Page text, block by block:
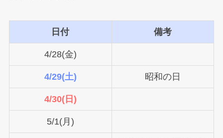
日付 備考
4/28(金)
4/29(土) 昭和の日
4/30(日)
5/1(月)